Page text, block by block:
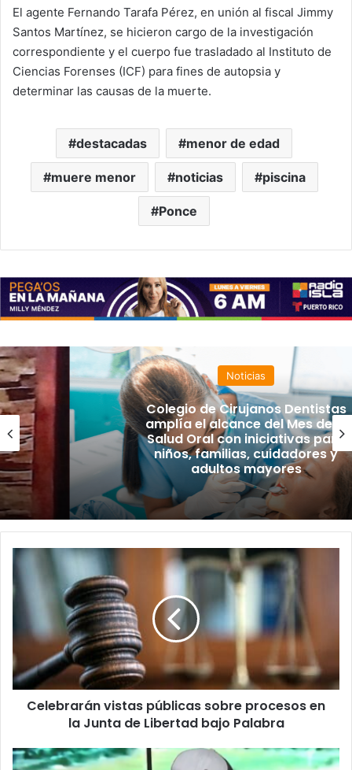
El agente Fernando Tarafa Pérez, en unión al fiscal Jimmy
Santos Martínez, se hicieron cargo de la investigación
correspondiente y el cuerpo fue trasladado al Instituto de
Ciencias Forenses (ICF) para fines de autopsia y
determinar las causas de la muerte.
destacadas menor de edad
muere menor noticias piscina
Ponce
Noticias
Colegio de Cirujanos Dentistas
amplía el alcance del Mes de la
Salud Oral con iniciativas para
niños, familias, cuidadores y
adultos mayores
Celebrarán
públicas
en
la
Junta
de
Libertad
Celebrarán vistas públicas sobre procesos en
la Junta de Libertad bajo Palabra
Pellito